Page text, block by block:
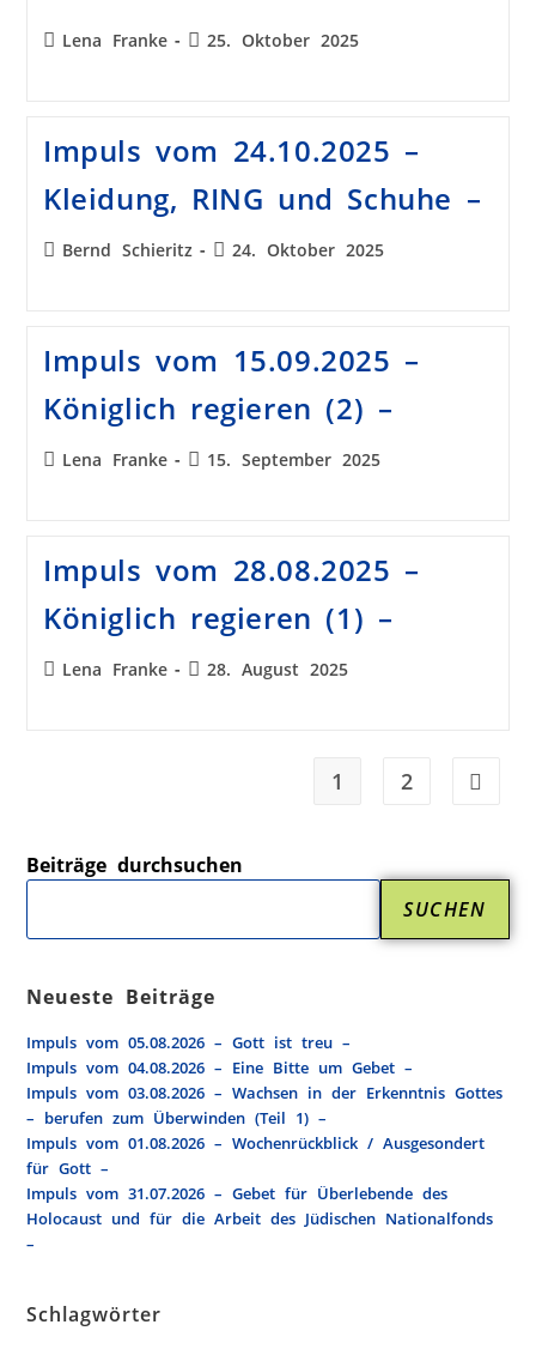
Lena Franke 25. Oktober 2025
Impuls vom 24.10.2025 –
Kleidung, RING und Schuhe –
Bernd Schieritz 24. Oktober 2025
Impuls vom 15.09.2025 –
Königlich regieren (2) –
Lena Franke 15. September 2025
Impuls vom 28.08.2025 –
Königlich regieren (1) –
Lena Franke 28. August 2025
1 2
Beiträge durchsuchen
SUCHEN
Neueste Beiträge
Impuls vom 05.08.2026 – Gott ist treu –
Impuls vom 04.08.2026 – Eine Bitte um Gebet –
Impuls vom 03.08.2026 – Wachsen in der Erkenntnis Gottes
– berufen zum Überwinden (Teil 1) –
Impuls vom 01.08.2026 – Wochenrückblick / Ausgesondert
für Gott –
Impuls vom 31.07.2026 – Gebet für Überlebende des
Holocaust und für die Arbeit des Jüdischen Nationalfonds
–
Schlagwörter